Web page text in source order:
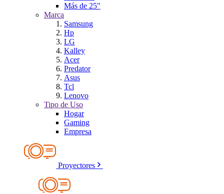
Más de 25"
Marca
Samsung
Hp
LG
Kalley
Acer
Predator
Asus
Tcl
Lenovo
Tipo de Uso
Hogar
Gaming
Empresa
Proyectores